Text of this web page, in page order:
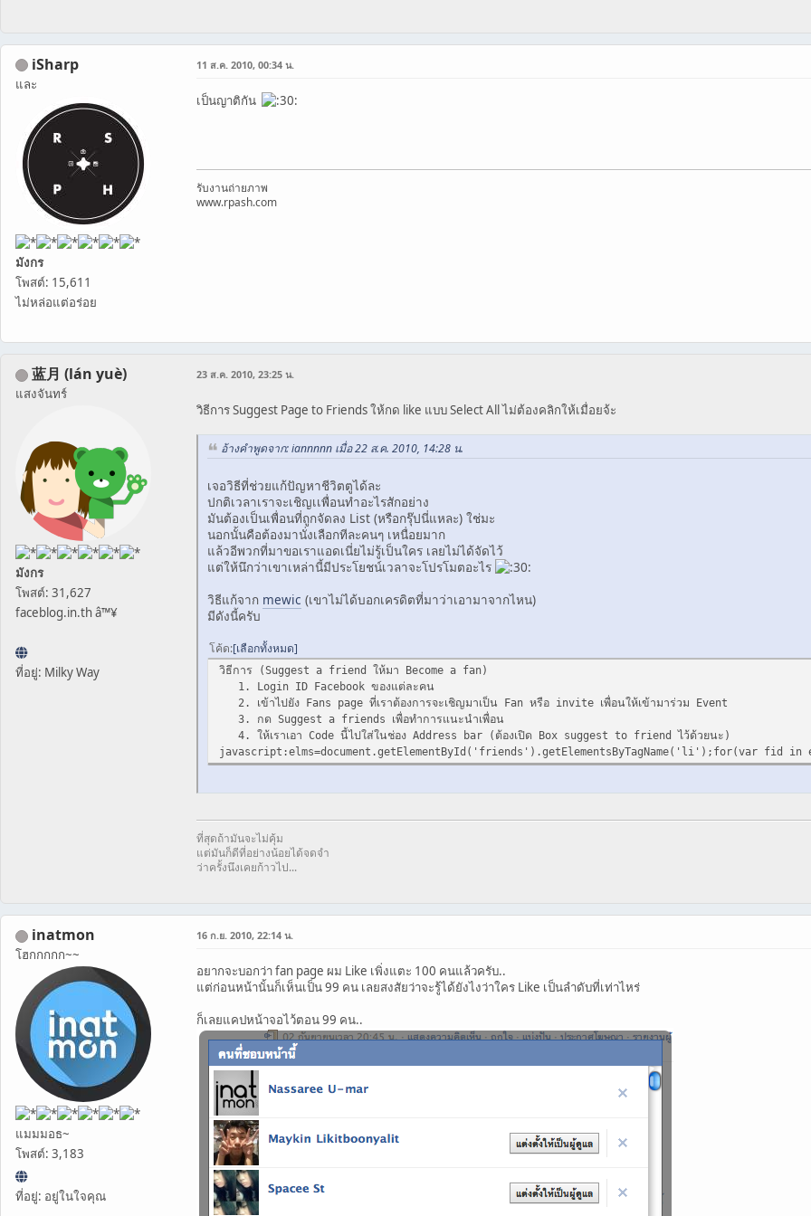
iSharp
และ
มังกร
โพสต์: 15,611
ไม่หล่อแต่อร่อย
11 ส.ค. 2010, 00:34 น.
เป็นญาติกัน
รับงานถ่ายภาพ
www.rpash.com
蓝月 (lán yuè)
แสงจันทร์
มังกร
โพสต์: 31,627
faceblog.in.th â™¥
ที่อยู่: Milky Way
23 ส.ค. 2010, 23:25 น.
วิธีการ Suggest Page to Friends ให้กด like แบบ Select All ไม่ต้องคลิกให้เมื่อยจ้ะ
อ้างคำพูดจาก: iannnnn เมื่อ 22 ส.ค. 2010, 14:28 น.
เจอวิธีที่ช่วยแก้ปัญหาชีวิตตูได้ละ
ปกติเวลาเราจะเชิญเเพื่อนทำอะไรสักอย่าง
มันต้องเป็นเพื่อนที่ถูกจัดลง List (หรือกรุ๊ปนี่แหละ) ใช่มะ
นอกนั้นคือต้องมานั่งเลือกทีละคนๆ เหนื่อยมาก
แล้วอีพวกที่มาขอเราแอดเนี่ยไม่รู้เป็นใคร เลยไม่ได้จัดไว้
แต่ให้นึกว่าเขาเหล่านี้มีประโยชน์เวลาจะโปรโมตอะไร
วิธีแก้จาก mewic (เขาไม่ได้บอกเครดิตที่มาว่าเอามาจากไหน)
มีดังนี้ครับ
โค้ด เลือกทั้งหมด
วิธีการ (Suggest a friend ให้มา Become a fan)
1. Login ID Facebook ของแต่ละคน
2. เข้าไปยัง Fans page ที่เราต้องการจะเชิญมาเป็น Fan หรือ invite เพื่อนให้เข้ามาร่วม Event
3. กด Suggest a friends เพื่อทำการแนะนำเพื่อน
4. ให้เราเอา Code นี้ไปใส่ในช่อง Address bar (ต้องเปิด Box suggest to friend ไว้ด้วยนะ)
javascript:elms=document.getElementById('friends').getElementsByTagName('li');for(var
ที่สุดถ้ามันจะไม่คุ้ม
แต่มันก็ดีที่อย่างน้อยได้จดจำ
ว่าครั้งนึงเคยก้าวไป...
inatmon
โฮกกกกก~~
แมมมอธ~
โพสต์: 3,183
ที่อยู่: อยู่ในใจคุณ
16 ก.ย. 2010, 22:14 น.
อยากจะบอกว่า fan page ผม Like เพิ่งแตะ 100 คนแล้วครับ..
แต่ก่อนหน้านั้นก็เห็นเป็น 99 คน เลยสงสัยว่าจะรู้ได้ยังไงว่าใคร Like เป็นลำดับที่เท่าไหร่
ก็เลยแคปหน้าจอไว้ตอน 99 คน..